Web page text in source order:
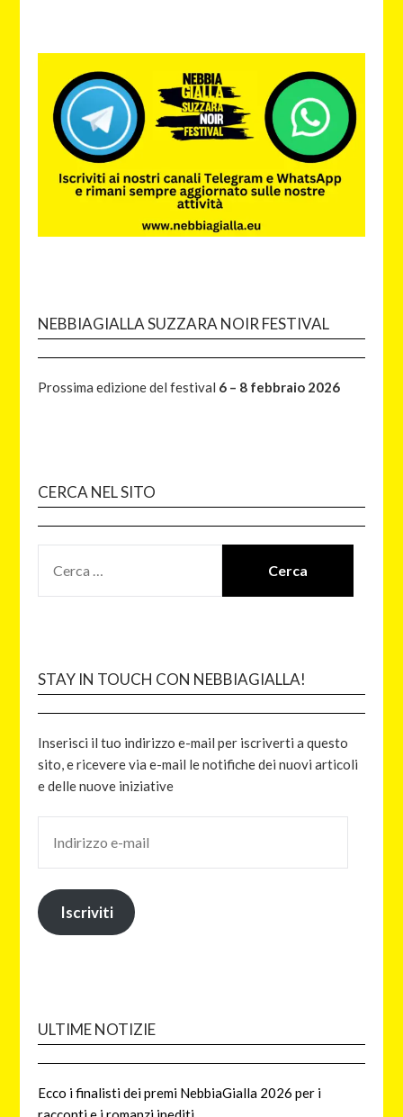
NEBBIAGIALLA SUZZARA NOIR FESTIVAL
Prossima edizione del festival 6 – 8 febbraio 2026
CERCA NEL SITO
STAY IN TOUCH CON NEBBIAGIALLA!
Inserisci il tuo indirizzo e-mail per iscriverti a questo
sito, e ricevere via e-mail le notifiche dei nuovi articoli
e delle nuove iniziative
Iscriviti
ULTIME NOTIZIE
Ecco i finalisti dei premi NebbiaGialla 2026 per i